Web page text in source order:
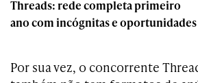
Threads: rede completa primeiro
ano com incógnitas e oportunidades
Por sua vez, o concorrente